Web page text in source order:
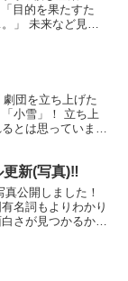
目的を果たすた
」 未来など見
団を立ち上げた
小雪」！ 立ち上
とは思っていませ
更新(写真)‼
公開しました！
名詞もよりわかり
さが見つかるか